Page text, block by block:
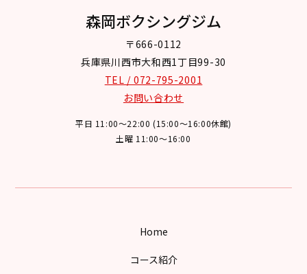
森岡ボクシングジム
〒666-0112
兵庫県川西市大和西1丁目99-30
TEL / 072-795-2001
お問い合わせ
平日 11:00～22:00 (15:00～16:00休館)
土曜 11:00～16:00
Home
コース紹介